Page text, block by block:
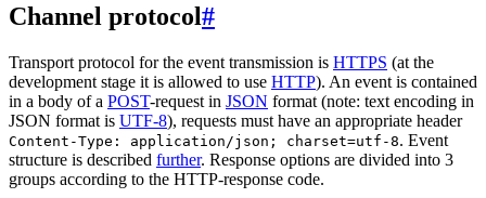
Channel protocol#
Transport protocol for the event transmission is HTTPS (at the
development stage it is allowed to use HTTP). An event is contained
in a body of a POST-request in JSON format (note: text encoding in
JSON format is UTF-8), requests must have an appropriate header
Content-Type: application/json; charset=utf-8. Event
structure is described further. Response options are divided into 3
groups according to the HTTP-response code.